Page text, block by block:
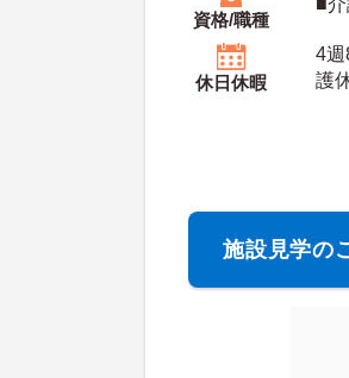
資格/職種
■
休日休暇
4週
護
施設見学の